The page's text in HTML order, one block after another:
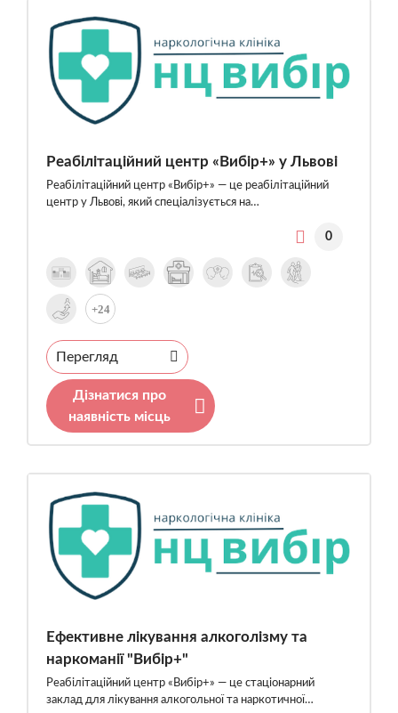
Реабілітаційний центр «Вибір+» у Львові
Реабілітаційний центр «Вибір+» — це реабілітаційний
центр у Львові, який спеціалізується на…
0
+24
Перегляд
Дізнатися про
наявність місць
Ефективне лікування алкоголізму та
наркоманії "Вибір+"
Реабілітаційний центр «Вибір+» — це стаціонарний
заклад для лікування алкогольної та наркотичної…